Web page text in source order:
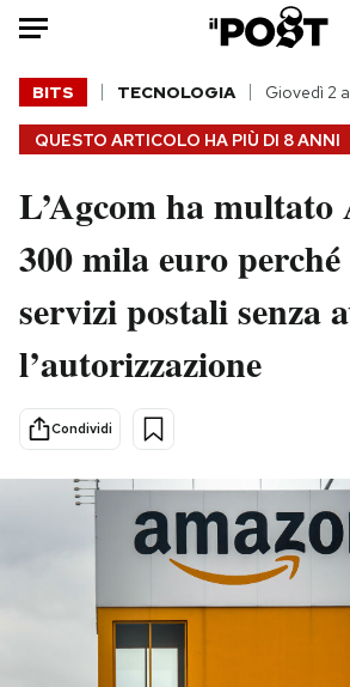
Auto
HOME
Italia
Politica
Tecnologia
Internet
Scienza
Cultura
Economia
Sport
Moda
NEWSLETTER
QUESTO ARTICOLO HA PIÙ DI 8 ANNI
BITS TECNOLOGIA Giovedì 2
L’Agcom ha
300 mila euro
servizi postali senza
l’autorizzazione
Condividi